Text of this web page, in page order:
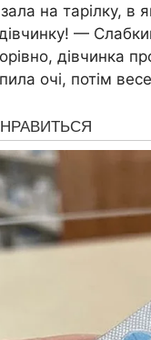
на тарілку,
—
дівчинка
очі, потім